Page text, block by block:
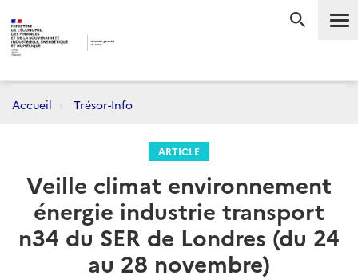
Accueil Trésor-Info
ARTICLE
Veille climat environnement
énergie industrie transport
n34 du SER de Londres (du 24
au 28 novembre)